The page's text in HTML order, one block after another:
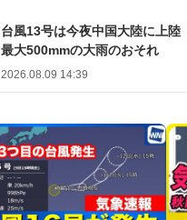
台風13号は今夜中国大陸に上陸
最大500mmの大雨のおそれ
2026.08.09 14:39